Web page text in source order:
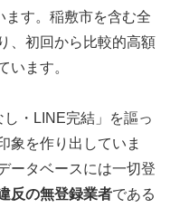
ます。稲敷市を含む全
、初回から比較的高額
います。
・LINE完結」を謳っ
象を作り出していま
ータベースには一切登
反の無登録業者である